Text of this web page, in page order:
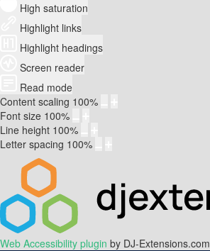
High saturation
Highlight links
Highlight headings
Screen reader
Read mode
Content scaling 100%
Font size 100%
Line height 100%
Letter spacing 100%
Web Accessibility plugin by DJ-Extensions.com